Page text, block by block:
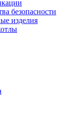
безопасности
изделия